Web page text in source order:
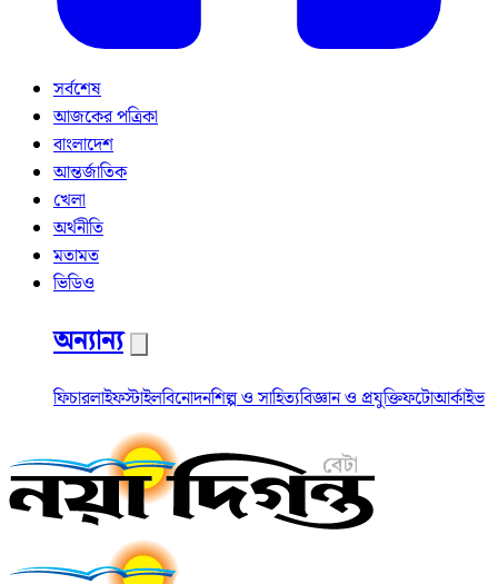
সর্বশেষ
আজকের পত্রিকা
বাংলাদেশ
আন্তর্জাতিক
খেলা
অর্থনীতি
মতামত
ভিডিও
অন্যান্য
ফিচারলাইফস্টাইলবিনোদনশিল্প ও সাহিত্যবিজ্ঞান ও প্রযুক্তিফটোআর্কাইভ